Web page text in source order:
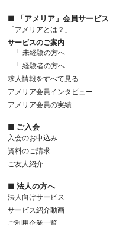
■ 「アメリア」会員サービス
「アメリアとは？」
サービスのご案内
└ 未経験の方へ
└ 経験者の方へ
求人情報をすべて見る
アメリア会員インタビュー
アメリア会員の実績
■ ご入会
入会のお申込み
資料のご請求
ご友人紹介
■ 法人の方へ
法人向けサービス
サービス紹介動画
ご利用企業一覧